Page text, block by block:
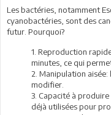
Les bactéries, notamment
cyanobactéries, sont des
futur. Pourquoi?
1. Reproduction
minutes, ce qui
2. Manipulation
modifier.
3. Capacité à
déjà utilisées pour